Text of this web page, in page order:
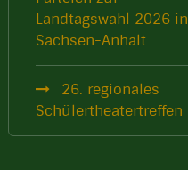
Landtagswahl 2026 in
Sachsen-Anhalt
26. regionales
Schülertheatertreffen